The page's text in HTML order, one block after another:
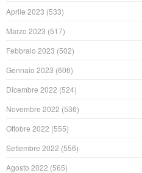
Aprile 2023 (533)
Marzo 2023 (517)
Febbraio 2023 (502)
Gennaio 2023 (606)
Dicembre 2022 (524)
Novembre 2022 (536)
Ottobre 2022 (555)
Settembre 2022 (556)
Agosto 2022 (565)